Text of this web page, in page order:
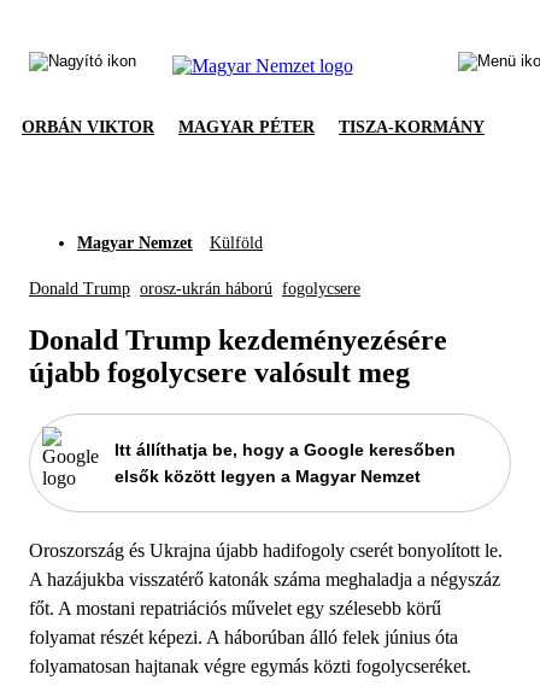
ORBÁN VIKTOR MAGYAR PÉTER TISZA-KORMÁNY
Magyar Nemzet Külföld
Donald Trump orosz-ukrán háború fogolycsere
Donald Trump kezdeményezésére
újabb fogolycsere valósult meg
Itt állíthatja be, hogy a Google keresőben
elsők között legyen a Magyar Nemzet
Oroszország és Ukrajna újabb hadifogoly cserét bonyolított le.
A hazájukba visszatérő katonák száma meghaladja a négyszáz
főt. A mostani repatriációs művelet egy szélesebb körű
folyamat részét képezi. A háborúban álló felek június óta
folyamatosan hajtanak végre egymás közti fogolycseréket.